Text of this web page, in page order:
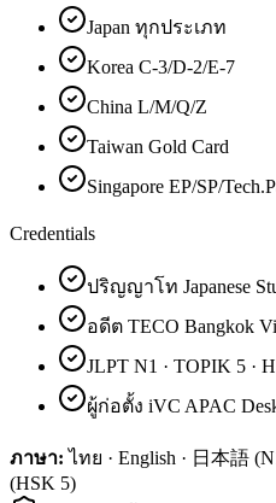
Japan ทุกประเภท
Korea C-3/D-2/E-7
China L/M/Q/Z
Taiwan Gold Card
Singapore EP/SP/
Credentials
ปริญญาโท Japanese
อดีต TECO Bangkok
JLPT N1 · TOPIK 5 ·
ผู้ก่อตั้ง iVC APAC
ภาษา: ไทย · English · 日本語
(HSK 5)